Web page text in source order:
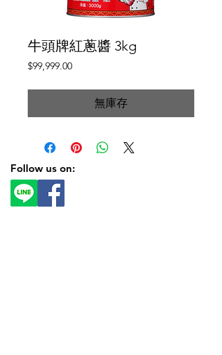
牛頭牌紅蔥醬 3kg
$99,999.00價
無庫存
Follow us on: